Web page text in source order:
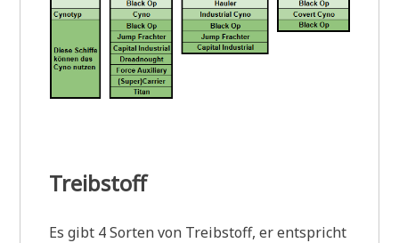
Treibstoff
Es gibt 4 Sorten von Treibstoff, er entspricht